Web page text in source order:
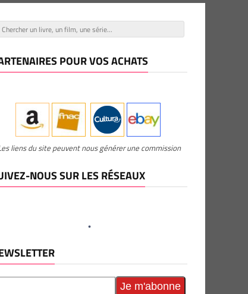
POUR VOS ACHATS
liens du site peuvent nous générer une commission
NOUS SUR LES RÉSEAUX